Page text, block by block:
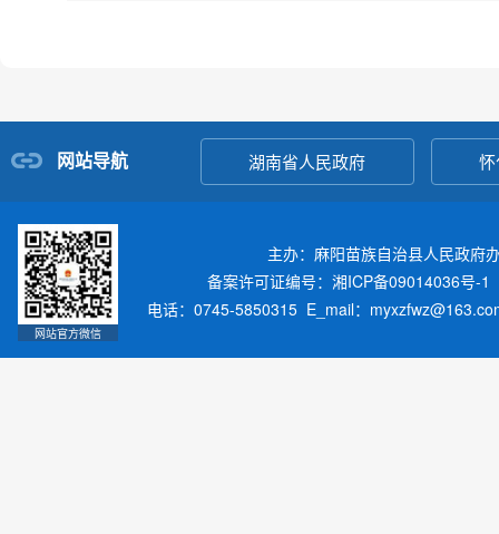
网站导航 湖南省人民政府
网站官方微信
主办：麻阳苗族自治县人民政
备案许可证编号：湘ICP备09014036号-1
电话：0745-5850315 E_mail：